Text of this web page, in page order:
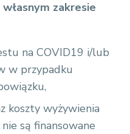
zakresie
na COVID19 i/lub
w przypadku
koszty wyżywienia
są finansowane